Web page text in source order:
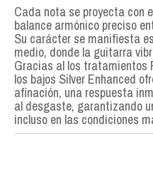
Cada nota se proyecta con
balance armónico preciso
Su carácter se manifiesta
medio, donde la guitarra
Gracias al los tratamientos
los bajos Silver Enhanced
afinación, una respuesta
al desgaste, garantizando
incluso en las condiciones